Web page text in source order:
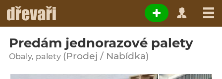
Predám jednorazové palety
Obaly, palety (Prodej / Nabídka)